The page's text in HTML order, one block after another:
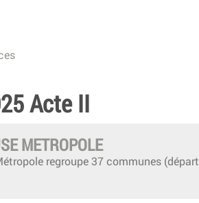
Acte II
METROPOLE
regroupe 37 communes